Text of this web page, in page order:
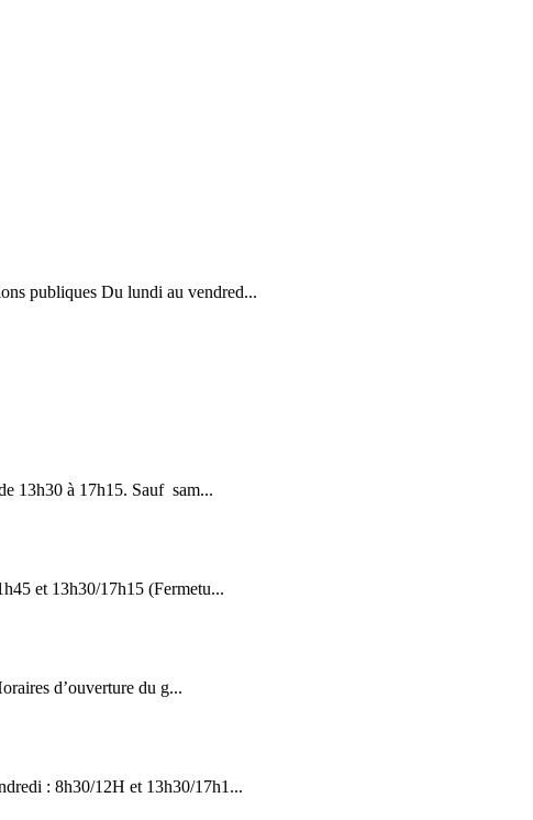
publiques Du lundi au vendred...
13h30 à 17h15. Sauf sam...
et 13h30/17h15 (Fermetu...
d’ouverture du g...
: 8h30/12H et 13h30/17h1...